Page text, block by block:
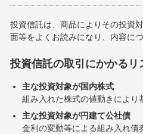
投資信託は、商品によりその投資
面等をよくお読みになり、内容に
投資信託の取引にかかるリ
主な投資対象が国内株式
組み入れた株式の値動きによ
主な投資対象が円建て公社債
金利の変動等による組み入れ